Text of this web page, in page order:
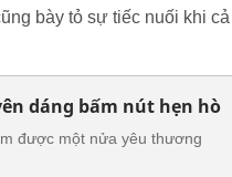
bày tỏ sự tiếc nuối khi cả
dáng bấm nút hẹn hò
được một nửa yêu thương